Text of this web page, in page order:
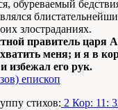
обуреваемый
злостраданиях.
правитель царя
меня; и я в
избежал его рук.
епископ
стихов: 2 Кор: 11: